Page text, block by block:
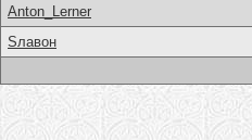
Anton_Lerner
Sлавон